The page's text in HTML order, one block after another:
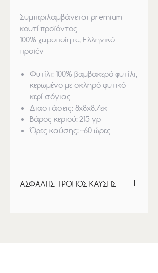
Συμπεριλαμβάνεται premium
κουτί προϊόντος
100% χειροποίητο, Ελληνικό
προϊόν
Φυτίλι: 100% βαμβακερό φυτίλι,
κερωμένο με σκληρό φυτικό
κερί σόγιας
Διαστάσεις: 8x8x8.7εκ
Βάρος κεριού: 215 γρ
Ώρες καύσης: ~60 ώρες
ΑΣΦΑΛΗΣ ΤΡΟΠΟΣ ΚΑΥΣΗΣ
του να γίνει ”λίμνη”. Αφήστε το